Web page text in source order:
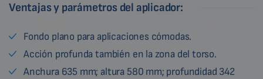
Ventajas y parámetros del aplicador:
Fondo plano para aplicaciones cómodas.
Acción profunda también en la zona del torso.
Anchura 635 mm; altura 580 mm; profundidad 342